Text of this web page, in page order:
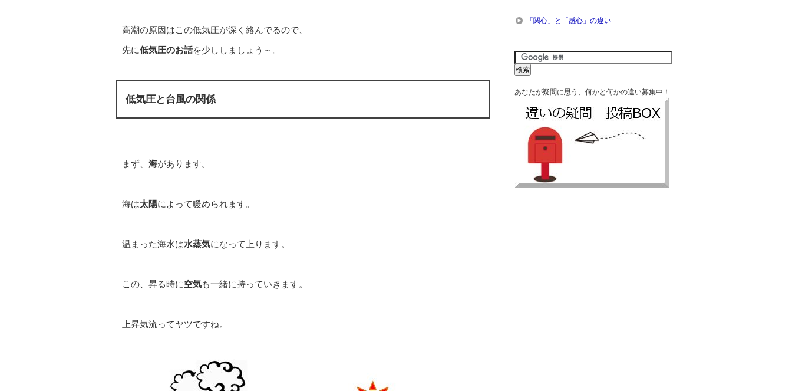
高潮の原因はこの低気圧が深く絡んでるので、
先に低気圧のお話を少ししましょう～。
低気圧と台風の関係
まず、 海があります。
海は太陽によって暖められます。
温まった海水は水蒸気になって上ります。
この、昇る時に空気も一緒に持っていきます。
上昇気流ってヤツですね。
「関心」と「感心」の違い
あなたが疑問に思う、何かと何かの違い募集中！